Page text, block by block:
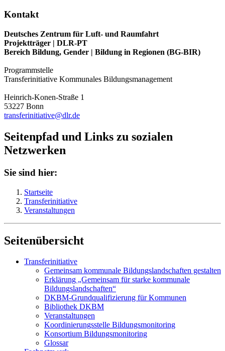
Kontakt
Deutsches Zentrum für Luft- und Raumfahrt
Projektträger | DLR-PT
Bereich Bildung, Gender | Bildung in Regionen (BG-BIR)
Programmstelle
Transferinitiative Kommunales Bildungsmanagement
Heinrich-Konen-Straße 1
53227 Bonn
transferinitiative@dlr.de
Seitenpfad und Links zu sozialen
Netzwerken
Sie sind hier:
Startseite
Transferinitiative
Veranstaltungen
Seitenübersicht
Transferinitiative
Gemeinsam kommunale Bildungslandschaften gestalten
Erklärung „Gemeinsam für starke kommunale
Bildungslandschaften“
DKBM-Grundqualifizierung für Kommunen
Bibliothek DKBM
Veranstaltungen
Koordinierungsstelle Bildungsmonitoring
Konsortium Bildungsmonitoring
Glossar